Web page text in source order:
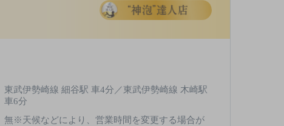
東武伊勢崎線 細谷駅 車4分／東武伊勢崎線 木崎駅
車6分
無※天候などにより、営業時間を変更する場合が